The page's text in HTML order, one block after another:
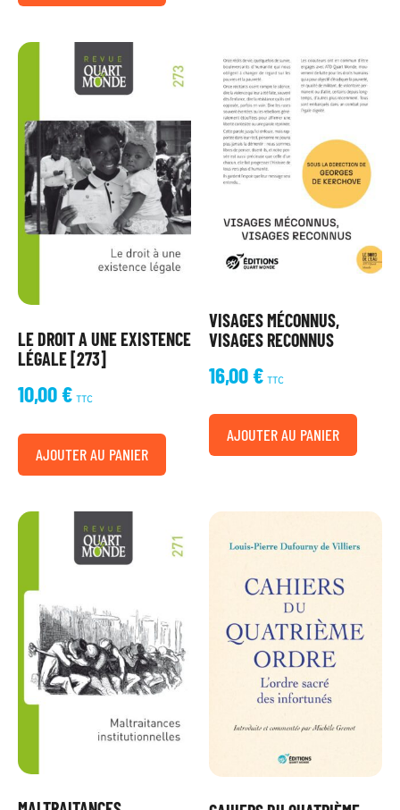
LE DROIT A UNE EXISTENCE
LÉGALE [273]
10,00€ TTC
AJOUTER AU PANIER
VISAGES MÉCONNUS,
VISAGES RECONNUS
16,00€ TTC
AJOUTER AU PANIER